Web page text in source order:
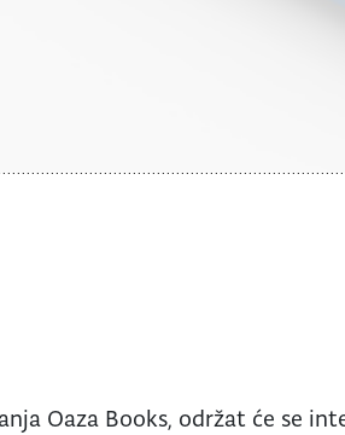
Oaza Books, održat će se